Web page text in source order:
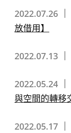
2022.07.26 ｜
放借用】
2022.07.13 ｜
2022.05.24 ｜
與空間的轉移
2022.05.17 ｜